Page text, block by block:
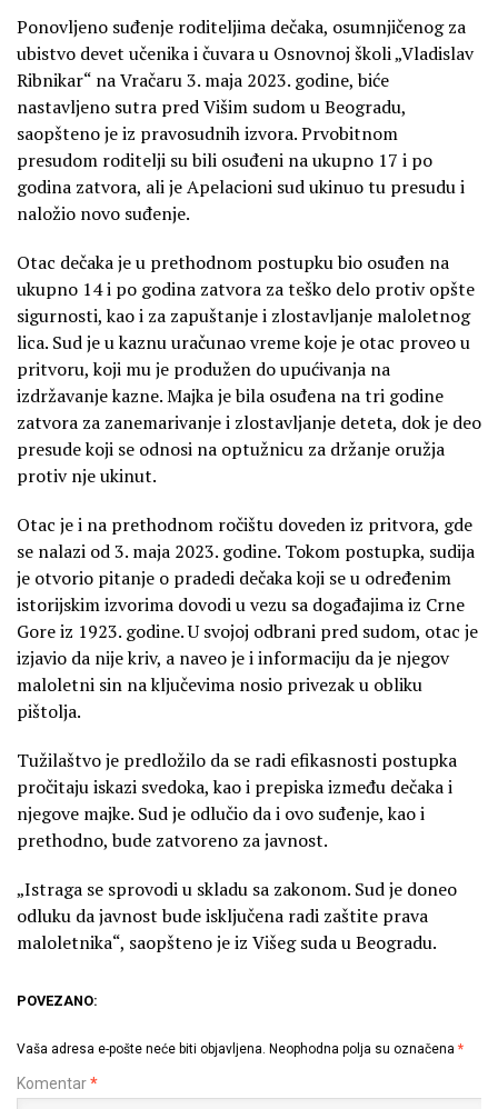
Ponovljeno suđenje roditeljima dečaka, osumnjičenog za
ubistvo devet učenika i čuvara u Osnovnoj školi „Vladislav
Ribnikar“ na Vračaru 3. maja 2023. godine, biće
nastavljeno sutra pred Višim sudom u Beogradu,
saopšteno je iz pravosudnih izvora. Prvobitnom
presudom roditelji su bili osuđeni na ukupno 17 i po
godina zatvora, ali je Apelacioni sud ukinuo tu presudu i
naložio novo suđenje.
Otac dečaka je u prethodnom postupku bio osuđen na
ukupno 14 i po godina zatvora za teško delo protiv opšte
sigurnosti, kao i za zapuštanje i zlostavljanje maloletnog
lica. Sud je u kaznu uračunao vreme koje je otac proveo u
pritvoru, koji mu je produžen do upućivanja na
izdržavanje kazne. Majka je bila osuđena na tri godine
zatvora za zanemarivanje i zlostavljanje deteta, dok je deo
presude koji se odnosi na optužnicu za držanje oružja
protiv nje ukinut.
Otac je i na prethodnom ročištu doveden iz pritvora, gde
se nalazi od 3. maja 2023. godine. Tokom postupka, sudija
je otvorio pitanje o pradedi dečaka koji se u određenim
istorijskim izvorima dovodi u vezu sa događajima iz Crne
Gore iz 1923. godine. U svojoj odbrani pred sudom, otac je
izjavio da nije kriv, a naveo je i informaciju da je njegov
maloletni sin na ključevima nosio privezak u obliku
pištolja.
Tužilaštvo je predložilo da se radi efikasnosti postupka
pročitaju iskazi svedoka, kao i prepiska između dečaka i
njegove majke. Sud je odlučio da i ovo suđenje, kao i
prethodno, bude zatvoreno za javnost.
„Istraga se sprovodi u skladu sa zakonom. Sud je doneo
odluku da javnost bude isključena radi zaštite prava
maloletnika“, saopšteno je iz Višeg suda u Beogradu.
POVEZANO:
Vaša adresa e-pošte neće biti objavljena. Neophodna polja su označena *
Komentar*